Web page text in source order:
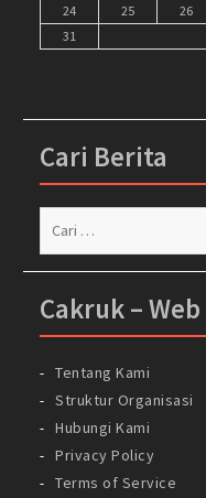
24
25 26
31
Cari Berita
Cakruk –
Tentang Kami
Struktur Organisasi
Hubungi Kami
Privacy Policy
Terms of Service